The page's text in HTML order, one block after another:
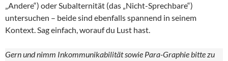
„Andere“) oder Subalternität (das „Nicht-Sprechbare“)
untersuchen – beide sind ebenfalls spannend in seinem
Kontext. Sag einfach, worauf du Lust hast.
Gern und nimm Inkommunikabilität sowie Para-Graphie bitte zu